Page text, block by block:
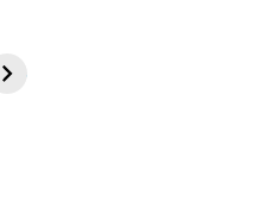
रुणेचा रा धणी,